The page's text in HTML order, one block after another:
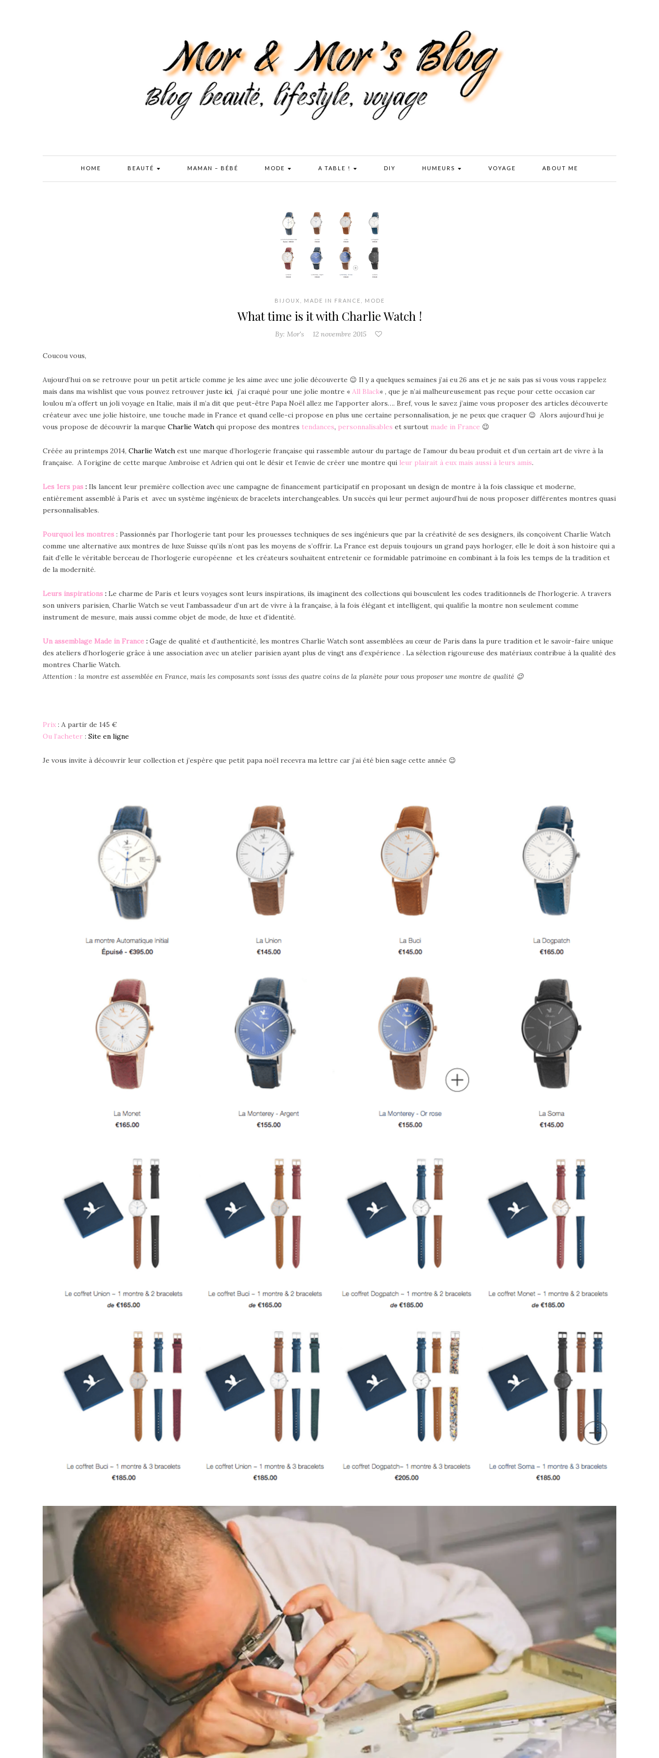
HOME BEAUTÉ MAMAN – BÉBÉ MODE A TABLE ! DIY HUMEURS VOYAGE ABOUT ME
BIJOUX MADE IN FRANCE MODE
What time is it with Charlie Watch !
By: Mor's 12 novembre 2015
Coucou vous,
Aujourd’hui on se retrouve pour un petit article comme je les aime avec une jolie découverte 😉 Il y a quelques semaines j’ai eu 26 ans et je ne sais pas si vous vous rappelez
mais dans ma wishlist que vous pouvez retrouver juste ici, j’ai craqué pour une jolie montre « All Black« , que je n’ai malheureusement pas reçue pour cette occasion car
loulou m’a offert un joli voyage en Italie, mais il m’a dit que peut-être Papa Noël allez me l’apporter alors…. Bref, vous le savez j’aime vous proposer des articles découverte
créateur avec une jolie histoire, une touche made in France et quand celle-ci propose en plus une certaine personnalisation, je ne peux que craquer 😉 Alors aujourd’hui je
vous propose de découvrir la marque Charlie Watch qui propose des montres tendances, personnalisables et surtout made in France 😉
Créée au printemps 2014, Charlie Watch est une marque d’horlogerie française qui rassemble autour du partage de l’amour du beau produit et d’un certain art de vivre à la
française. A l’origine de cette marque Ambroise et Adrien qui ont le désir et l’envie de créer une montre qui leur plairait à eux mais aussi à leurs amis.
Les 1ers pas : Ils lancent leur première collection avec une campagne de financement participatif en proposant un design de montre à la fois classique et moderne,
entièrement assemblé à Paris et avec un système ingénieux de bracelets interchangeables. Un succès qui leur permet aujourd’hui de nous proposer différentes montres quasi
personnalisables.
Pourquoi les montres : Passionnés par l’horlogerie tant pour les prouesses techniques de ses ingénieurs que par la créativité de ses designers, ils conçoivent Charlie Watch
comme une alternative aux montres de luxe Suisse qu’ils n’ont pas les moyens de s’offrir. La France est depuis toujours un grand pays horloger, elle le doit à son histoire qui a
fait d’elle le véritable berceau de l’horlogerie européenne et les créateurs souhaitent entretenir ce formidable patrimoine en combinant à la fois les temps de la tradition et
de la modernité.
Leurs inspirations : Le charme de Paris et leurs voyages sont leurs inspirations, ils imaginent des collections qui bousculent les codes traditionnels de l’horlogerie. A travers
son univers parisien, Charlie Watch se veut l’ambassadeur d’un art de vivre à la française, à la fois élégant et intelligent, qui qualifie la montre non seulement comme
instrument de mesure, mais aussi comme objet de mode, de luxe et d’identité.
Un assemblage Made in France : Gage de qualité et d’authenticité, les montres Charlie Watch sont assemblées au cœur de Paris dans la pure tradition et le savoir-faire unique
des ateliers d’horlogerie grâce à une association avec un atelier parisien ayant plus de vingt ans d’expérience . La sélection rigoureuse des matériaux contribue à la qualité des
montres Charlie Watch.
Attention : la montre est assemblée en France, mais les composants sont issus des quatre coins de la planète pour vous proposer une montre de qualité 😉
Prix : A partir de 145 €
Ou l’acheter : Site en ligne
Je vous invite à découvrir leur collection et j’espère que petit papa noël recevra ma lettre car j’ai été bien sage cette année 😉